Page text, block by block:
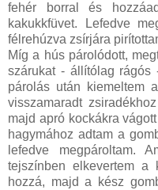
fehér borral és
kakukkfüvet. Lefedve
félrehúzva zsírjára
Míg a hús párolódott,
szárukat - állítólag rágós
párolás után kiemeltem
visszamaradt
majd apró kockákra
hagymához adtam a
lefedve megpároltam.
tejszínben elkevertem a
hozzá, majd a kész